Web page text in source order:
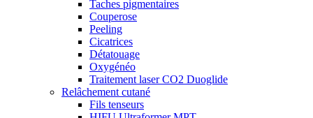
Taches pigmentaires
Couperose
Peeling
Cicatrices
Détatouage
Oxygénéo
Traitement laser CO2 Duoglide
Relâchement cutané
Fils tenseurs